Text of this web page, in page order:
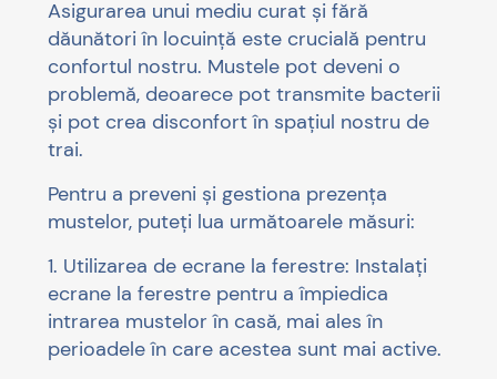
Asigurarea unui mediu curat și fără
dăunători în locuință este crucială pentru
confortul nostru. Mustele pot deveni o
problemă, deoarece pot transmite bacterii
și pot crea disconfort în spațiul nostru de
trai.
Pentru a preveni și gestiona prezența
mustelor, puteți lua următoarele măsuri:
1. Utilizarea de ecrane la ferestre: Instalați
ecrane la ferestre pentru a împiedica
intrarea mustelor în casă, mai ales în
perioadele în care acestea sunt mai active.